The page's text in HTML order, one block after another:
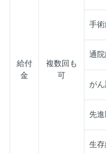
給付
金
複数回も
可
手
通
が
先
生